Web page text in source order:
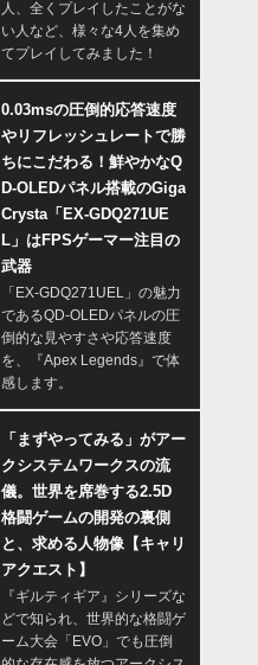
人、全くプレイしたことがな
い人など、様々な4人を集め
てプレイしてみました！
0.03msの圧倒的応答速度
やリフレッシュレートで勝
ちにこだわる！鮮やかなQ
D-OLEDパネル搭載のGiga
Crysta「EX-GDQ271UE
L」はFPSゲーマー注目の
武器
「EX-GDQ271UEL」の魅力
であるQD-OLEDパネルの圧
倒的な見やすさや応答速度
を、『Apex Legends』で体
感します。
「まずやってみる」がアー
クシステムワークスの流
儀。世界を席巻する2.5D
格闘ゲームの開発の裏側
と、求める人物像【キャリ
アクエスト】
『ギルティギア』シリーズな
どで知られ、世界的な格闘ゲ
ーム大会「EVO」でも圧倒